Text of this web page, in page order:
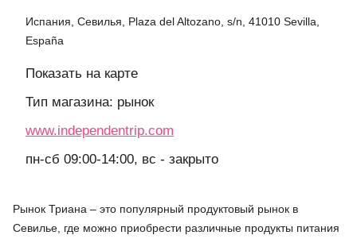
Испания, Севилья, Plaza del Altozano, s/n, 41010 Sevilla,
España
Показать на карте
Тип магазина: рынок
www.independentrip.com
пн-сб 09:00-14:00, вс - закрыто
Рынок Триана – это популярный продуктовый рынок в
Севилье, где можно приобрести различные продукты питания